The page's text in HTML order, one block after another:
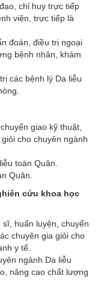
chỉ huy trực tiếp
viện, trực tiếp là
đoán, điều trị ngoại
bệnh nhân, khám
các bệnh lý Da liễu
giao kỹ thuật,
cho chuyên ngành
toàn Quân.
Quân.
cứu khoa học
huấn luyện, chuyển
chuyên gia giỏi cho
y tế.
ngành Da liễu
nâng cao chất lượng